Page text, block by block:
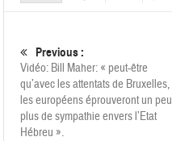
Previous :
Vidéo: Bill Maher: « peut-être
qu’avec les attentats de Bruxelles,
les européens éprouveront un peu
plus de sympathie envers l’Etat
Hébreu ».